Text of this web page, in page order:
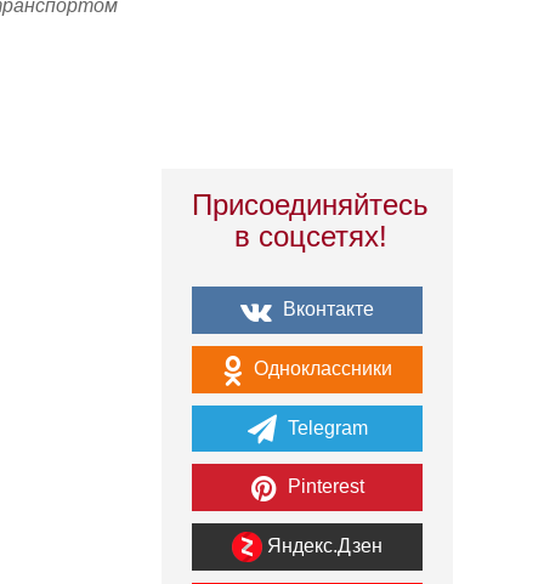
Присоединяйтесь
в соцсетях!
Вконтакте
Одноклассники
Telegram
Pinterest
Яндекс.Дзен